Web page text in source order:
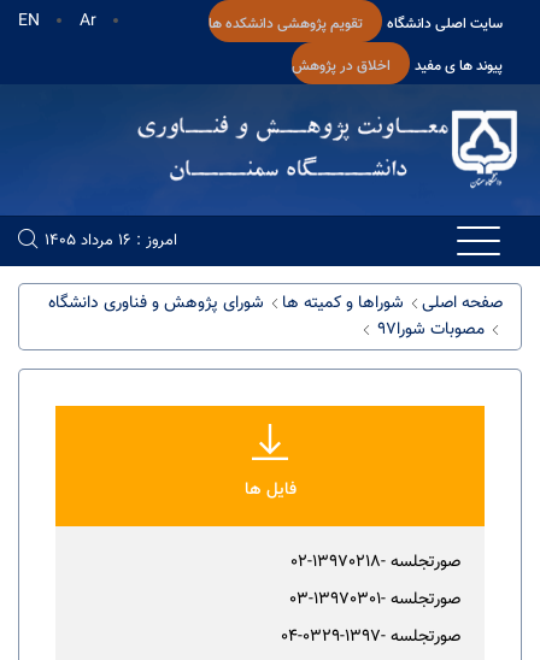
سایت اصلی دانشگاه
تقویم پژوهشی دانشکده ها
پیوند ها ی مفید
اخلاق در پژوهش
EN Ar
امروز : 16 مرداد 1405
صفحه اصلی شوراها و کمیته ها
شورای پژوهش و فناوری دانشگاه
مصوبات شورا97
فایل ها
صورتجلسه -13970218-02
صورتجلسه -13970301-03
صورتجلسه -1397-0329-04